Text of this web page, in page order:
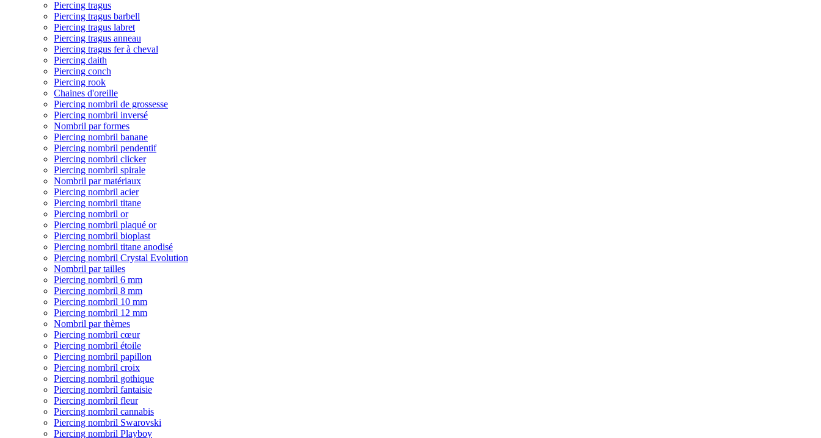
Piercing tragus
Piercing tragus barbell
Piercing tragus labret
Piercing tragus anneau
Piercing tragus fer à cheval
Piercing daith
Piercing conch
Piercing rook
Chaines d'oreille
Piercing nombril de grossesse
Piercing nombril inversé
Nombril par formes
Piercing nombril banane
Piercing nombril pendentif
Piercing nombril clicker
Piercing nombril spirale
Nombril par matériaux
Piercing nombril acier
Piercing nombril titane
Piercing nombril or
Piercing nombril plaqué or
Piercing nombril bioplast
Piercing nombril titane anodisé
Piercing nombril Crystal Evolution
Nombril par tailles
Piercing nombril 6 mm
Piercing nombril 8 mm
Piercing nombril 10 mm
Piercing nombril 12 mm
Nombril par thèmes
Piercing nombril cœur
Piercing nombril étoile
Piercing nombril papillon
Piercing nombril croix
Piercing nombril gothique
Piercing nombril fantaisie
Piercing nombril fleur
Piercing nombril cannabis
Piercing nombril Swarovski
Piercing nombril Playboy